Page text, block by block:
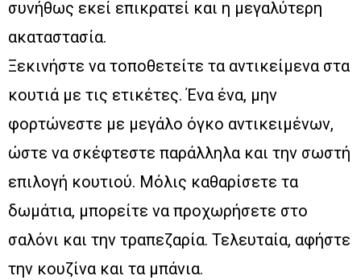
συνήθως εκεί επικρατεί και η μεγαλύτερη
ακαταστασία.
Ξεκινήστε να τοποθετείτε τα αντικείμενα στα
κουτιά με τις ετικέτες. Ένα ένα, μην
φορτώνεστε με μεγάλο όγκο αντικειμένων,
ώστε να σκέφτεστε παράλληλα και την σωστή
επιλογή κουτιού. Μόλις καθαρίσετε τα
δωμάτια, μπορείτε να προχωρήσετε στο
σαλόνι και την τραπεζαρία. Τελευταία, αφήστε
την κουζίνα και τα μπάνια.